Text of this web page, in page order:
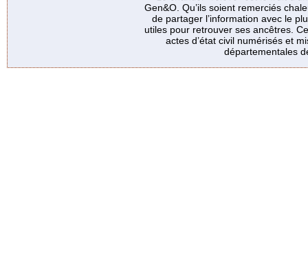
Gen&O. Qu’ils soient remerciés
de partager l’information avec le
utiles pour retrouver ses ancêtres.
actes d’état civil numérisés et
départementales